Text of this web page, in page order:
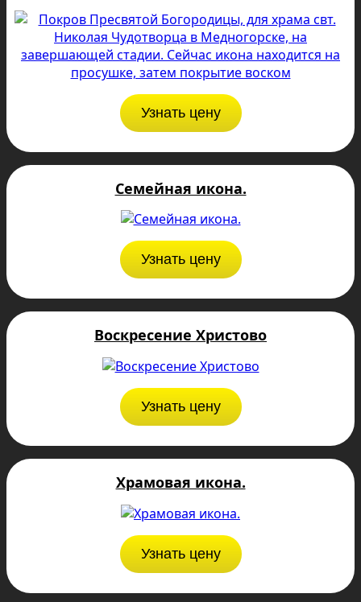
Узнать цену
Семейная икона.
Узнать цену
Воскресение Христово
Узнать цену
Храмовая икона.
Узнать цену